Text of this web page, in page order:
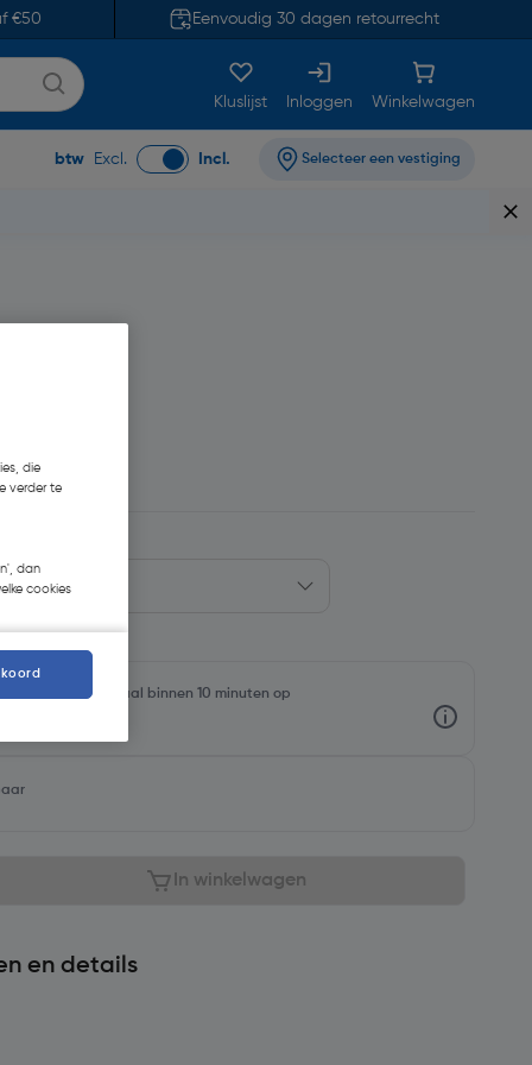
€50 Eenvoudig 30 dagen retourrecht
Kluslijst Inloggen Winkelwagen
btw Excl. Incl. Selecteer een vestiging
m
en haal binnen 10 minuten op
In winkelwagen
en details
die
verder te
dan
cookies